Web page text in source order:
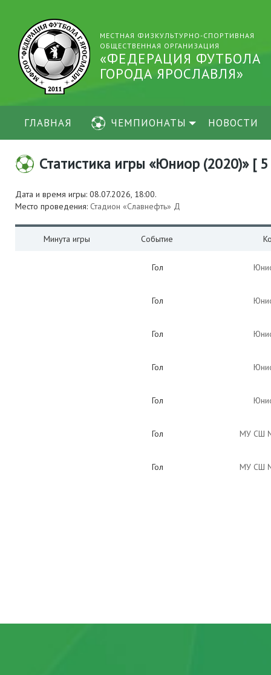
МЕСТНАЯ ФИЗКУЛЬТУРНО-СПОРТИВНАЯ
ОБЩЕСТВЕННАЯ ОРГАНИЗАЦИЯ
«ФЕДЕРАЦИЯ ФУТБОЛА
ГОРОДА ЯРОСЛАВЛЯ»
ГЛАВНАЯ ЧЕМПИОНАТЫ НОВОСТИ
Статистика игры «Юниор (2020)»
Дата и время игры: 08.07.2026, 18:00.
Место проведения: Стадион «Славнефть» Д
Минута игры Событие
Гол
Гол
Гол
Гол
Гол
Гол МУ СШ
Гол МУ СШ